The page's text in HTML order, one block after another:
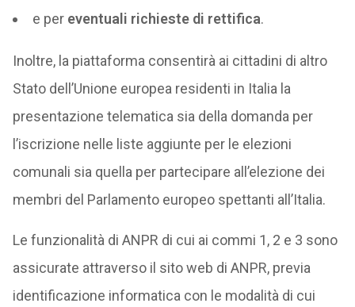
e per eventuali richieste di rettifica.
Inoltre, la piattaforma consentirà ai cittadini di altro
Stato dell’Unione europea residenti in Italia la
presentazione telematica sia della domanda per
l’iscrizione nelle liste aggiunte per le elezioni
comunali sia quella per partecipare all’elezione dei
membri del Parlamento europeo spettanti all’Italia.
Le funzionalità di ANPR di cui ai commi 1, 2 e 3 sono
assicurate attraverso il sito web di ANPR, previa
identificazione informatica con le modalità di cui